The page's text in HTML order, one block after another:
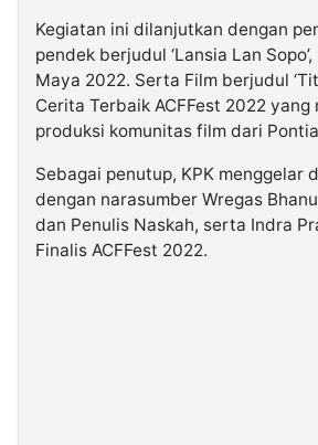
Kegiatan ini dilanjutkan dengan
pendek berjudul ‘Lansia Lan
Maya 2022. Serta Film berjudul
Cerita Terbaik ACFFest 2022 yang
produksi komunitas film dari
Sebagai penutup, KPK menggelar
dengan narasumber Wregas
dan Penulis Naskah, serta Indra
Finalis ACFFest 2022.